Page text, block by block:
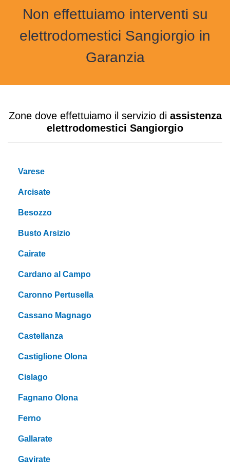
Non effettuiamo interventi su
elettrodomestici Sangiorgio in
Garanzia
Zone dove effettuiamo il servizio di assistenza
elettrodomestici Sangiorgio
Varese
Arcisate
Besozzo
Busto Arsizio
Cairate
Cardano al Campo
Caronno Pertusella
Cassano Magnago
Castellanza
Castiglione Olona
Cislago
Fagnano Olona
Ferno
Gallarate
Gavirate